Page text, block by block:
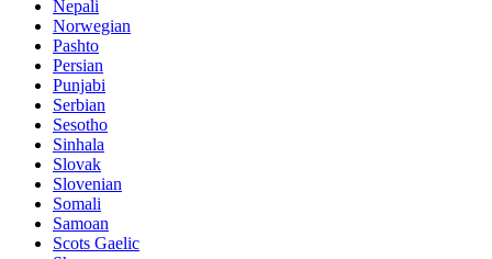
Nepali
Norwegian
Pashto
Persian
Punjabi
Serbian
Sesotho
Sinhala
Slovak
Slovenian
Somali
Samoan
Scots Gaelic